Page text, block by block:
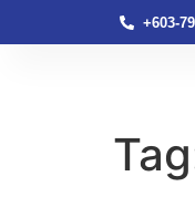
+603-